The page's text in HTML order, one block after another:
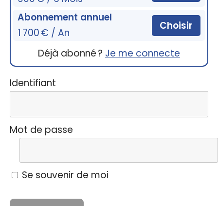
Abonnement annuel
1 700 € / An
Choisir
Déjà abonné ? Je me connecte
Identifiant
Mot de passe
Se souvenir de moi